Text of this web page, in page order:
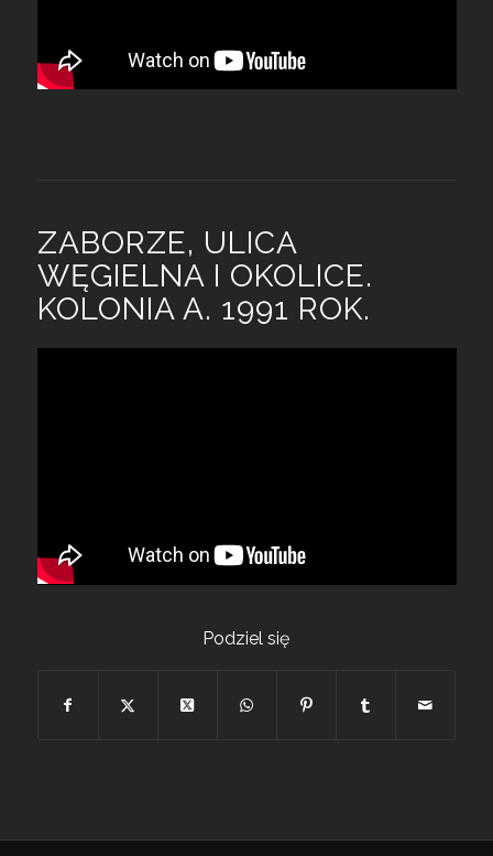
ZABORZE, ULICA
WĘGIELNA I OKOLICE.
KOLONIA A. 1991 ROK.
Podziel się